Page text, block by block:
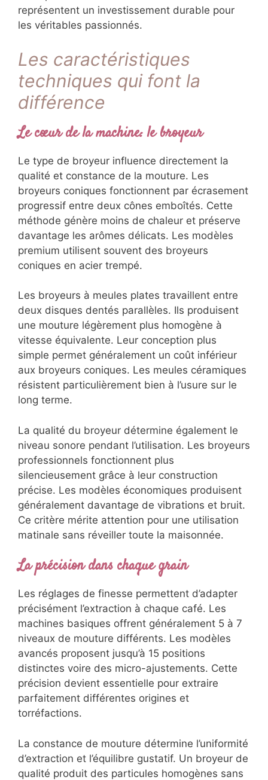
représentent un investissement durable pour
les véritables passionnés.
Les caractéristiques
techniques qui font la
différence
Le cœur de la machine: le broyeur
Le type de broyeur influence directement la
qualité et constance de la mouture. Les
broyeurs coniques fonctionnent par écrasement
progressif entre deux cônes emboîtés. Cette
méthode génère moins de chaleur et préserve
davantage les arômes délicats. Les modèles
premium utilisent souvent des broyeurs
coniques en acier trempé.
Les broyeurs à meules plates travaillent entre
deux disques dentés parallèles. Ils produisent
une mouture légèrement plus homogène à
vitesse équivalente. Leur conception plus
simple permet généralement un coût inférieur
aux broyeurs coniques. Les meules céramiques
résistent particulièrement bien à l’usure sur le
long terme.
La qualité du broyeur détermine également le
niveau sonore pendant l’utilisation. Les broyeurs
professionnels fonctionnent plus
silencieusement grâce à leur construction
précise. Les modèles économiques produisent
généralement davantage de vibrations et bruit.
Ce critère mérite attention pour une utilisation
matinale sans réveiller toute la maisonnée.
La précision dans chaque grain
Les réglages de finesse permettent d’adapter
précisément l’extraction à chaque café. Les
machines basiques offrent généralement 5 à 7
niveaux de mouture différents. Les modèles
avancés proposent jusqu’à 15 positions
distinctes voire des micro-ajustements. Cette
précision devient essentielle pour extraire
parfaitement différentes origines et
torréfactions.
La constance de mouture détermine l’uniformité
d’extraction et l’équilibre gustatif. Un broyeur de
qualité produit des particules homogènes sans